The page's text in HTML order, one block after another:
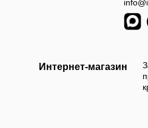
Интернет-магазин